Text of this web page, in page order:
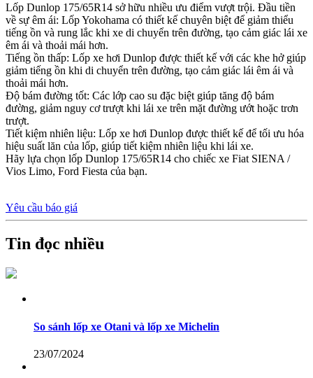
Lốp Dunlop 175/65R14 sở hữu nhiều ưu điểm vượt trội. Đầu tiền
về sự êm ái: Lốp Yokohama có thiết kế chuyên biệt để giảm thiểu
tiếng ồn và rung lắc khi xe di chuyển trên đường, tạo cảm giác lái xe
êm ái và thoải mái hơn.
Tiếng ồn thấp: Lốp xe hơi Dunlop được thiết kế với các khe hở giúp
giảm tiếng ồn khi di chuyển trên đường, tạo cảm giác lái êm ái và
thoải mái hơn.
Độ bám đường tốt: Các lớp cao su đặc biệt giúp tăng độ bám
đường, giảm nguy cơ trượt khi lái xe trên mặt đường ướt hoặc trơn
trượt.
Tiết kiệm nhiên liệu: Lốp xe hơi Dunlop được thiết kế để tối ưu hóa
hiệu suất lăn của lốp, giúp tiết kiệm nhiên liệu khi lái xe.
Hãy lựa chọn lốp Dunlop 175/65R14 cho chiếc xe Fiat SIENA /
Vios Limo, Ford Fiesta của bạn.
Yêu cầu báo giá
Tin đọc nhiều
So sánh lốp xe Otani và lốp xe Michelin
23/07/2024